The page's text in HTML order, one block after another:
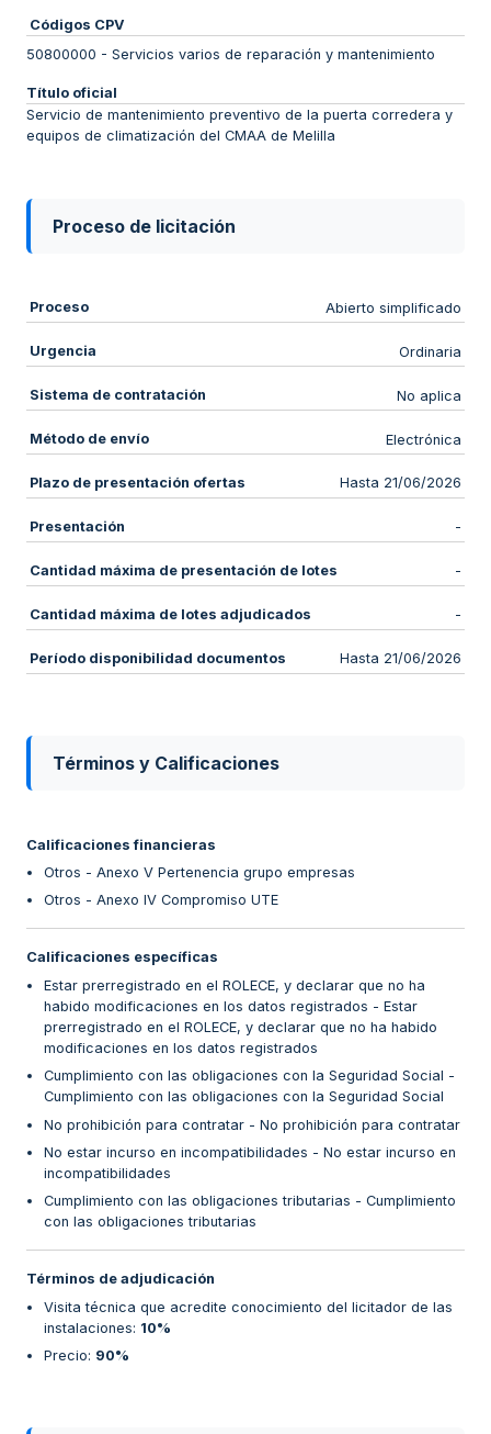
Códigos CPV
50800000 - Servicios varios de reparación y mantenimiento
Título oficial
Servicio de mantenimiento preventivo de la puerta corredera y
equipos de climatización del CMAA de Melilla
Proceso de licitación
Proceso Abierto simplificado
Urgencia Ordinaria
Sistema de contratación No aplica
Método de envío Electrónica
Plazo de presentación ofertas Hasta 21/06/2026
Presentación -
Cantidad máxima de presentación de lotes -
Cantidad máxima de lotes adjudicados -
Período disponibilidad documentos Hasta 21/06/2026
Términos y Calificaciones
Calificaciones financieras
Otros - Anexo V Pertenencia grupo empresas
Otros - Anexo IV Compromiso UTE
Calificaciones específicas
Estar prerregistrado en el ROLECE, y declarar que no ha
habido modificaciones en los datos registrados - Estar
prerregistrado en el ROLECE, y declarar que no ha habido
modificaciones en los datos registrados
Cumplimiento con las obligaciones con la Seguridad Social -
Cumplimiento con las obligaciones con la Seguridad Social
No prohibición para contratar - No prohibición para contratar
No estar incurso en incompatibilidades - No estar incurso en
incompatibilidades
Cumplimiento con las obligaciones tributarias - Cumplimiento
con las obligaciones tributarias
Términos de adjudicación
Visita técnica que acredite conocimiento del licitador de las
instalaciones: 10%
Precio: 90%